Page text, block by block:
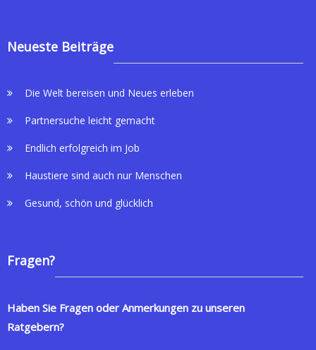
Neueste Beiträge
Die Welt bereisen und Neues erleben
Partnersuche leicht gemacht
Endlich erfolgreich im Job
Haustiere sind auch nur Menschen
Gesund, schön und glücklich
Fragen?
Haben Sie Fragen oder Anmerkungen zu unseren
Ratgebern?